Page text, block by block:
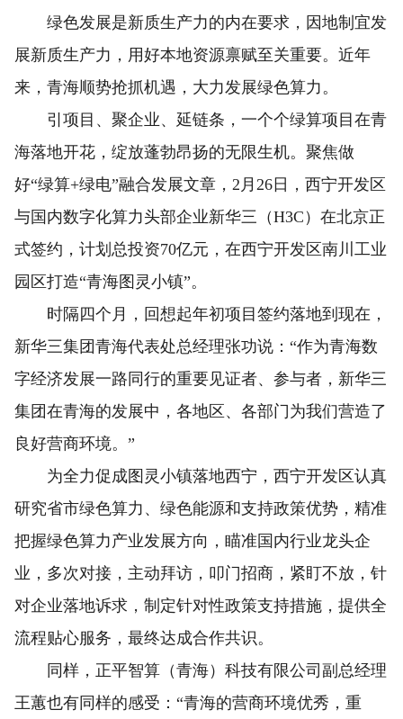
绿色发展是新质生产力的内在要求，因地制宜发
展新质生产力，用好本地资源禀赋至关重要。近年
来，青海顺势抢抓机遇，大力发展绿色算力。
引项目、聚企业、延链条，一个个绿算项目在青
海落地开花，绽放蓬勃昂扬的无限生机。聚焦做
好“绿算+绿电”融合发展文章，2月26日，西宁开发区
与国内数字化算力头部企业新华三（H3C）在北京正
式签约，计划总投资70亿元，在西宁开发区南川工业
园区打造“青海图灵小镇”。
时隔四个月，回想起年初项目签约落地到现在，
新华三集团青海代表处总经理张功说：“作为青海数
字经济发展一路同行的重要见证者、参与者，新华三
集团在青海的发展中，各地区、各部门为我们营造了
良好营商环境。”
为全力促成图灵小镇落地西宁，西宁开发区认真
研究省市绿色算力、绿色能源和支持政策优势，精准
把握绿色算力产业发展方向，瞄准国内行业龙头企
业，多次对接，主动拜访，叩门招商，紧盯不放，针
对企业落地诉求，制定针对性政策支持措施，提供全
流程贴心服务，最终达成合作共识。
同样，正平智算（青海）科技有限公司副总经理
王蕙也有同样的感受：“青海的营商环境优秀，重